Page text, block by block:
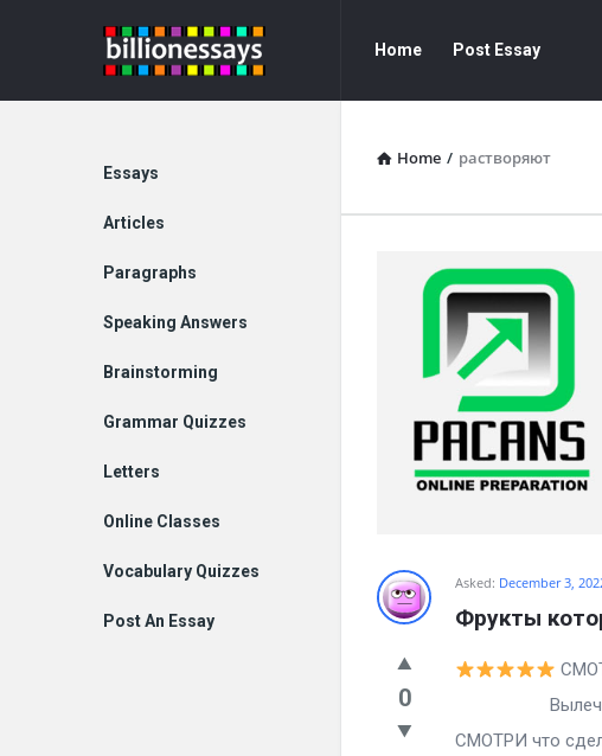
Billion
Essays
Essays
Navigation
Home Post Essay
Home / растворяют
Billion
Essays
Latest
Questions
Asked: December 3,
Фрукты
0
Вылечила!
СМОТРИ что
Explore
Essays
Articles
Paragraphs
Speaking Answers
Brainstorming
Grammar Quizzes
Letters
Online Classes
Vocabulary Quizzes
Post An Essay